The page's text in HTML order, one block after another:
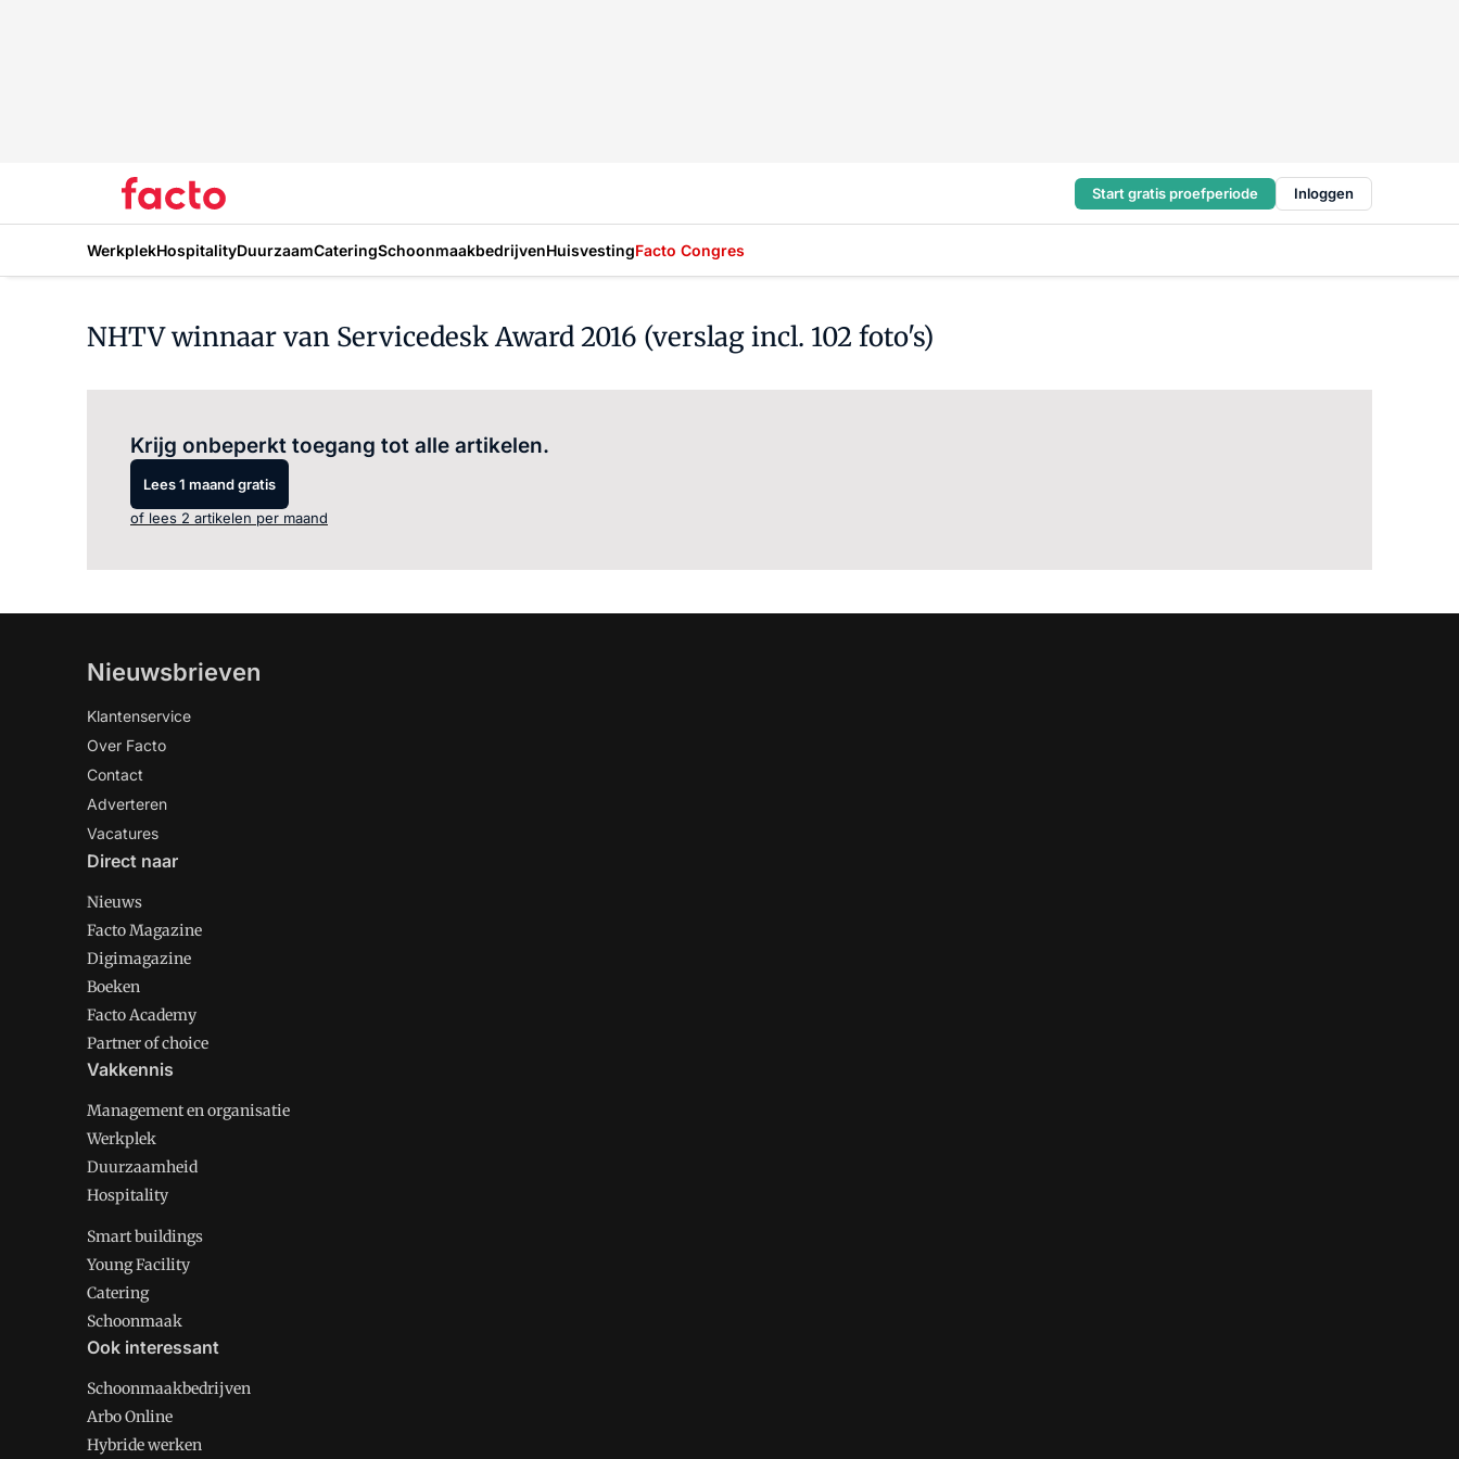
Start gratis proefperiode Inloggen
WerkplekHospitalityDuurzaamCateringSchoonmaakbedrijvenHuisvestingFacto Congres
NHTV winnaar van Servicedesk Award 2016 (verslag incl. 102 foto's)
Krijg onbeperkt toegang tot alle artikelen.
Lees 1 maand gratis
of lees 2 artikelen per maand
Nieuwsbrieven
Klantenservice
Over Facto
Contact
Adverteren
Vacatures
Direct naar
Nieuws
Facto Magazine
Digimagazine
Boeken
Facto Academy
Partner of choice
Vakkennis
Management en organisatie
Werkplek
Duurzaamheid
Hospitality
Smart buildings
Young Facility
Catering
Schoonmaak
Ook interessant
Schoonmaakbedrijven
Arbo Online
Hybride werken